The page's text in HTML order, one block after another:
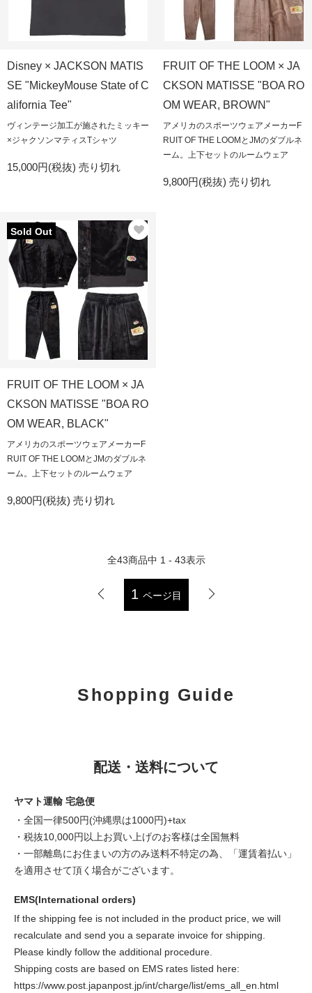
Disney × JACKSON MATIS
SE "MickeyMouse State of C
alifornia Tee"
ヴィンテージ加工が施されたミッキー
×ジャクソンマティスTシャツ
15,000円(税抜) 売り切れ
FRUIT OF THE LOOM × JA
CKSON MATISSE "BOA RO
OM WEAR, BROWN"
アメリカのスポーツウェアメーカーF
RUIT OF THE LOOMとJMのダブルネ
ーム。上下セットのルームウェア
9,800円(税抜) 売り切れ
Sold Out
FRUIT OF THE LOOM × JA
CKSON MATISSE "BOA RO
OM WEAR, BLACK"
アメリカのスポーツウェアメーカーF
RUIT OF THE LOOMとJMのダブルネ
ーム。上下セットのルームウェア
9,800円(税抜) 売り切れ
全43商品中 1 - 43表示
1 ページ目
Shopping Guide
配送・送料について
ヤマト運輸 宅急便
・全国一律500円(沖縄県は1000円)+tax
・税抜10,000円以上お買い上げのお客様は全国無料
・一部離島にお住まいの方のみ送料不特定の為、「運賃着払い」
を適用させて頂く場合がございます。
EMS(International orders)
If the shipping fee is not included in the product price, we will
recalculate and send you a separate invoice for shipping.
Please kindly follow the additional procedure.
Shipping costs are based on EMS rates listed here:
https://www.post.japanpost.jp/int/charge/list/ems_all_en.html